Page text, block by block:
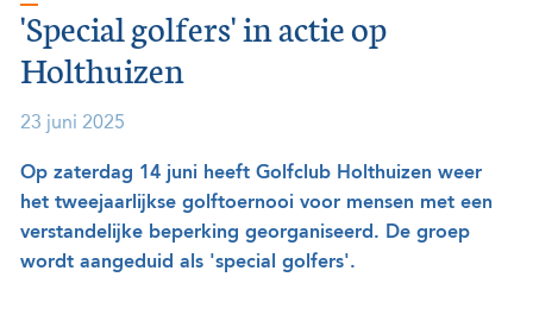
'Special golfers' in actie op
Holthuizen
23 juni 2025
Op zaterdag 14 juni heeft Golfclub Holthuizen weer
het tweejaarlijkse golftoernooi voor mensen met een
verstandelijke beperking georganiseerd. De groep
wordt aangeduid als 'special golfers'.